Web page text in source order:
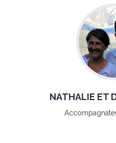
NATHALIE ET